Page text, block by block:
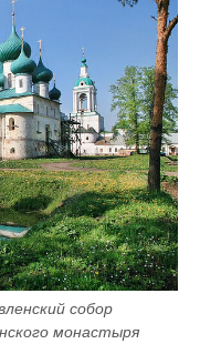
собор
монастыря